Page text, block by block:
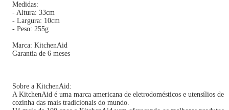
Medidas:
- Altura: 33cm
- Largura: 10cm
- Peso: 255g
Marca: KitchenAid
Garantia de 6 meses
Sobre a KitchenAid:
A KitchenAid é uma marca americana de eletrodomésticos e utensílios de
cozinha das mais tradicionais do mundo.